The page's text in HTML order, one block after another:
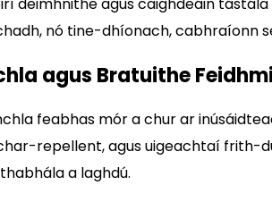
nó tine-dhíonach, cabhraíonn
agus Bratuithe
feabhas mór a chur ar
repellent, agus uigeachtaí frith-
a laghdú.